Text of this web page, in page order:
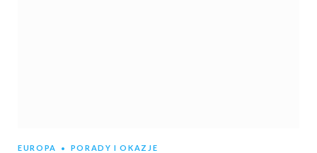
EUROPA PORADY I OKAZJE